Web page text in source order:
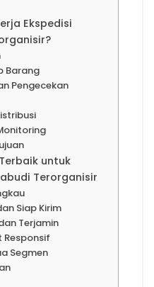
Ekspedisi
Barang
Pengecekan
untuk
Terorganisir
Siap Kirim
Terjamin
Segmen